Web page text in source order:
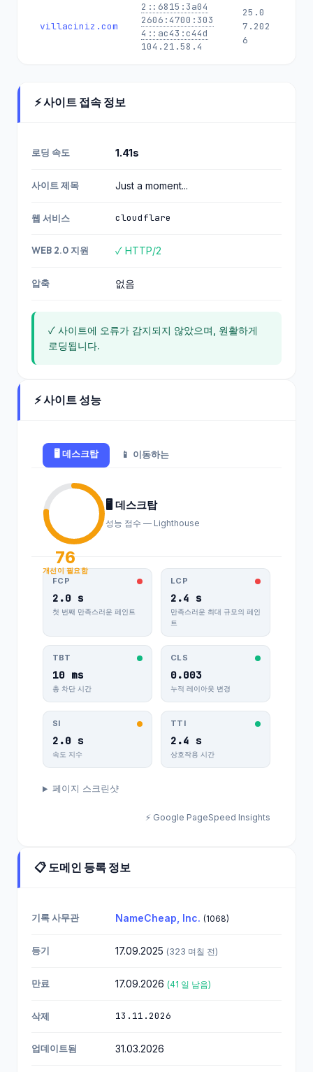
villaciniz.com
2::6815:3a04
2606:4700:303
4::ac43:c44d
104.21.58.4
25.0
7.202
6
locex.com
104.21.58.4
2606:4700:303
4::ac43:c44d
4fi.com
104.21.58.4
blusterer.com
172.67.196.77
22.0
5
costanera-usdt.
com
104.21.58.4
172.67.196.77
3.202
egotoys.com.tr
104.21.58.4
172.67.196.77
04.0
9.202
⚡ 사이트 접속 정보
로딩 속도 1.41s
사이트 제목 Just a moment...
웹 서비스 cloudflare
WEB 2.0 지원 ✓ HTTP/2
압축 없음
✓ 사이트에 오류가 감지되지 않았으며, 원활하게
로딩됩니다.
⚡ 사이트 성능
🖥️ 데스크탑 📱 이동하는
76
개선이 필요함
🖥️ 데스크탑
성능 점수 — Lighthouse
FCP
2.0 s
첫 번째 만족스러운 페인트
LCP
2.4 s
만족스러운 최대 규모의 페인
트
TBT
10 ms
총 차단 시간
CLS
0.003
누적 레이아웃 변경
SI
2.0 s
속도 지수
TTI
2.4 s
상호작용 시간
페이지 스크린샷
⚡ Google PageSpeed Insights
📋 도메인 등록 정보
기록 사무관 NameCheap, Inc. (1068)
등기 17.09.2025 (323 며칠 전)
만료 17.09.2026 (41 일 남음)
삭제 13.11.2026
업데이트됨 31.03.2026